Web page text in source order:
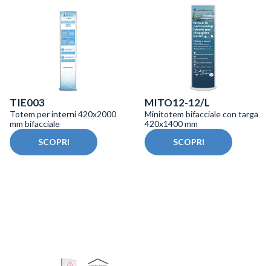
TIE003
Totem per interni 420x2000
mm bifacciale
SCOPRI
MITO12-12/L
Minitotem bifacciale con targa
420x1400 mm
SCOPRI